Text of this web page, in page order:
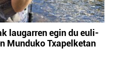
laugarren egin du euli-
Munduko Txapelketan